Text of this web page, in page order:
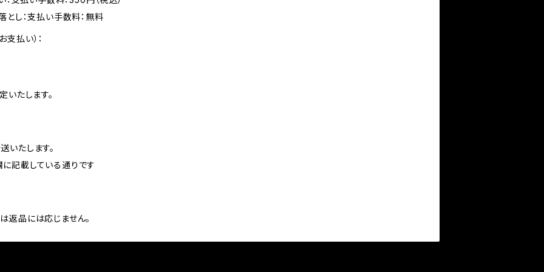
とし：支払い手数料：無料
払い）：
いたします。
たします。
記載している通りです
返品には応じません。